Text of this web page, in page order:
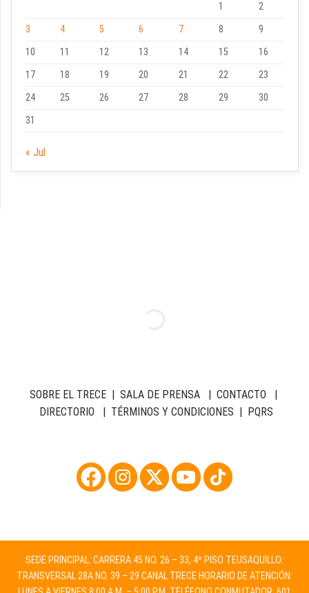
1
2
3
4 5 6 7 8
9
10
11 12 13 14 15
16
17
18 19 20 21 22
23
24
25 26 27 28 29
30
31
« Jul
SOBRE EL TRECE| SALA DE PRENSA| CONTACTO |
DIRECTORIO | TÉRMINOS Y CONDICIONES | PQRS
SEDE PRINCIPAL: CARRERA 45 NO. 26 – 33, 4º PISO TEUSAQUILLO:
TRANSVERSAL 28A NO. 39 – 29 CANAL TRECE HORARIO DE ATENCIÓN: